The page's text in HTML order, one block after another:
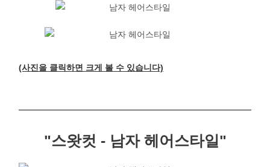
(사진을 클릭하면 크게 볼 수 있습니다)
"스왓컷 - 남자 헤어스타일"